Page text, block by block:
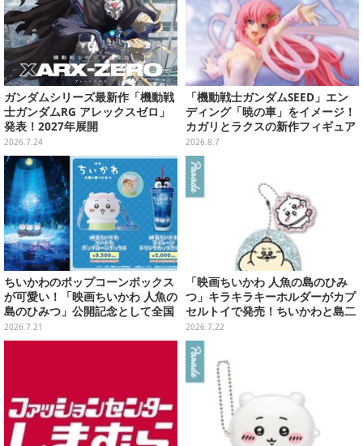
ガンダムシリーズ最新作「機動戦
士ガンダムRG アレックスゼロ」
発表！2027年展開
2026.7.24
「機動戦士ガンダムSEED」エン
ディング「暁の車」をイメージ！
カガリとラクスの新作フィギュア
がプライズに
2026.8.7
ちいかわのポップコーンボックス
が可愛い！「映画ちいかわ 人魚の
島のひみつ」公開記念として全国
劇場で販売決定、セイレーンドリ
ンクカップホルダーも
2026.7.21
「映画ちいかわ 人魚の島のひみ
つ」キラキラキーホルダーがカプ
セルトイで発売！ちいかわと島二
郎など全8種、2個セットのスペシ
ャル仕様も
2026.7.22